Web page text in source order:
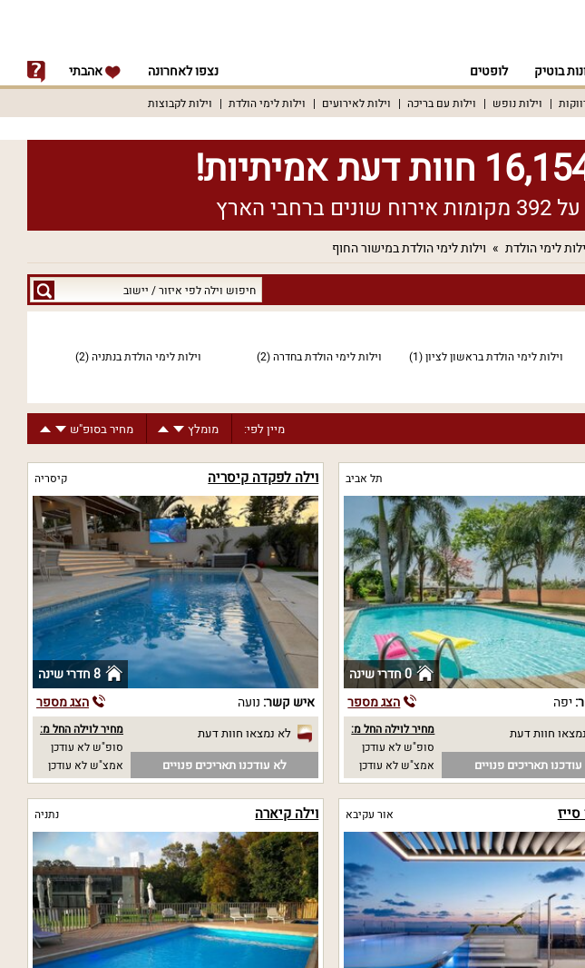
בוטיק לופטים נצפו לאחרונה אהבתי
וילות נופש וילות עם בריכה וילות לאירועים וילות לימי הולדת וילות לקבוצות
חוות דעת אמיתיות!
על 392 מקומות אירוח שונים ברחבי הארץ
לימי הולדת וילות לימי הולדת במישור החוף
חיפוש
וילה
איזור
וילות לימי הולדת בראשון לציון(1) וילות לימי הולדת בחדרה(2) וילות לימי הולדת בנתניה(2)
מיין לפי: מומלץ מחיר בסופ"ש
תל אביב
0 חדרי שינה
יפה הצג מספר
חוות דעת
תאריכים פנויים
מחיר לוילה החל מ:
סופ"ש לא עודכן
אמצ"ש לא עודכן
וילה לפקדה קיסריה קיסריה
8 חדרי שינה
איש קשר: נועה הצג מספר
לא נמצאו חוות דעת
לא עודכנו תאריכים פנויים
מחיר לוילה החל מ:
סופ"ש לא עודכן
אמצ"ש לא עודכן
אור עקיבא וילה קיארה נתניה